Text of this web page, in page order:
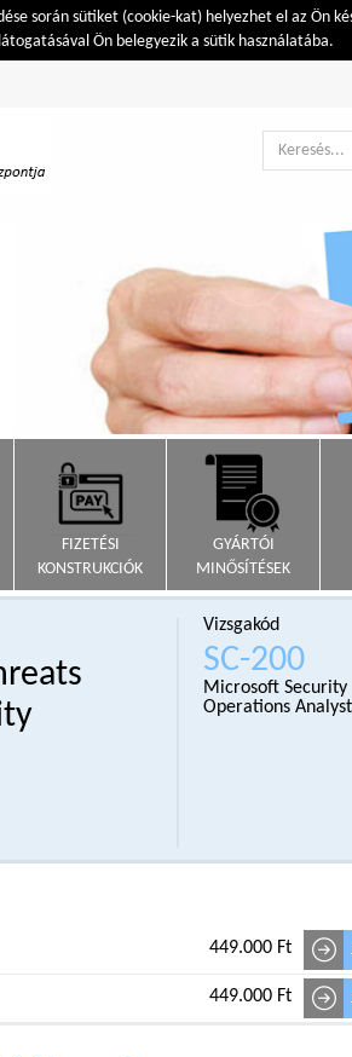
során sütiket (cookie-kat) helyezhet el az Ön
látogatásával Ön belegyezik a sütik használatába.
FIZETÉSI
KONSTRUKCIÓK
GYÁRTÓI
MINŐSÍTÉSEK
Vizsgakód
SC-200
Microsoft Security
Operations Analyst
449.000 Ft
449.000 Ft